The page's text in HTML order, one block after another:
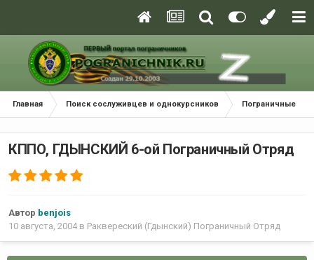
Главная Поиск сослуживцев и однокурсников Пограничные
КППО, ГДЫНСКИЙ 6-ой Пограничный Отряд
Автор benjois
10 августа, 2004в Раквереский (Гдынский) Пограничный Отряд